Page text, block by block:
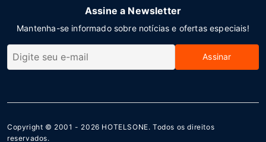
Assine a Newsletter
Mantenha-se informado sobre notícias e ofertas especiais!
Assinar
Copyright © 2001 - 2026 HOTELSONE. Todos os direitos
reservados.